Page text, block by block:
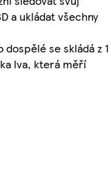
a ukládat všechny
se skládá z 1
lva, která měří